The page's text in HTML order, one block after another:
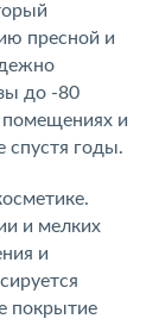
пресной и
до -80
помещениях и
спустя годы.
и мелких
и
покрытие